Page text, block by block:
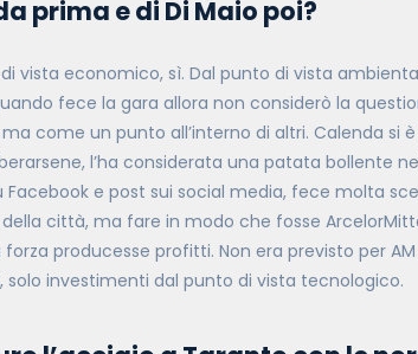
prima e di Di Maio poi?
vista economico, sì. Dal punto di vista
fece la gara allora non considerò la
come un punto all’interno di altri. Calenda si
l’ha considerata una patata bollente
Facebook e post sui social media, fece molta
città, ma fare in modo che fosse
forza producesse profitti. Non era previsto per
solo investimenti dal punto di vista tecnologico.